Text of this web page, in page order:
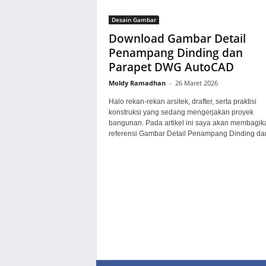
Desain Gambar
Download Gambar Detail
Penampang Dinding dan
Parapet DWG AutoCAD
Moldy Ramadhan - 26 Maret 2026
Halo rekan-rekan arsitek, drafter, serta praktisi
konstruksi yang sedang mengerjakan proyek
bangunan. Pada artikel ini saya akan
referensi Gambar Detail Penampang Dinding